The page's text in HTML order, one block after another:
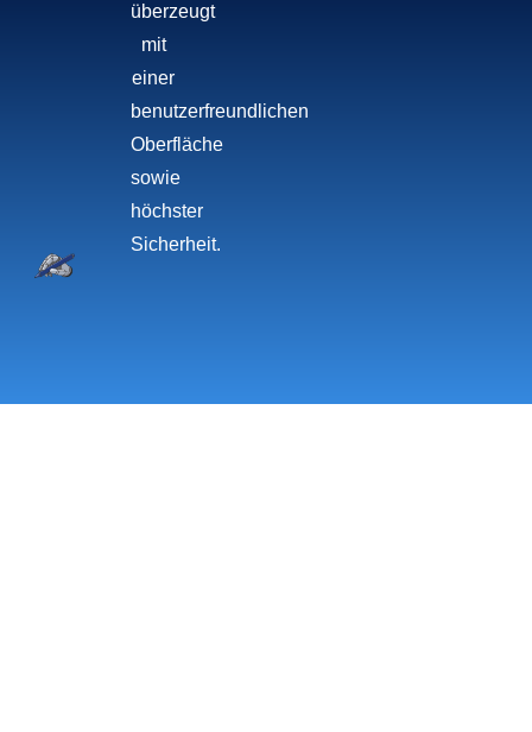
überzeugt
mit
einer
benutzerfreundlichen
Oberfläche
sowie
höchster
Sicherheit.